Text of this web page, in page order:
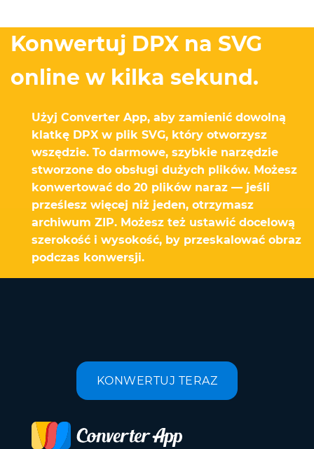
Konwertuj DPX na SVG
online w kilka sekund.
Użyj Converter App, aby zamienić dowolną
klatkę DPX w plik SVG, który otworzysz
wszędzie. To darmowe, szybkie narzędzie
stworzone do obsługi dużych plików. Możesz
konwertować do 20 plików naraz — jeśli
prześlesz więcej niż jeden, otrzymasz
archiwum ZIP. Możesz też ustawić docelową
szerokość i wysokość, by przeskalować obraz
podczas konwersji.
KONWERTUJ TERAZ